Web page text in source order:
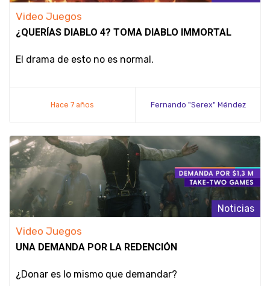
Video Juegos
¿QUERÍAS DIABLO 4? TOMA DIABLO IMMORTAL
El drama de esto no es normal.
Hace 7 años Fernando "Serex" Méndez
Noticias
Video Juegos
UNA DEMANDA POR LA REDENCIÓN
¿Donar es lo mismo que demandar?